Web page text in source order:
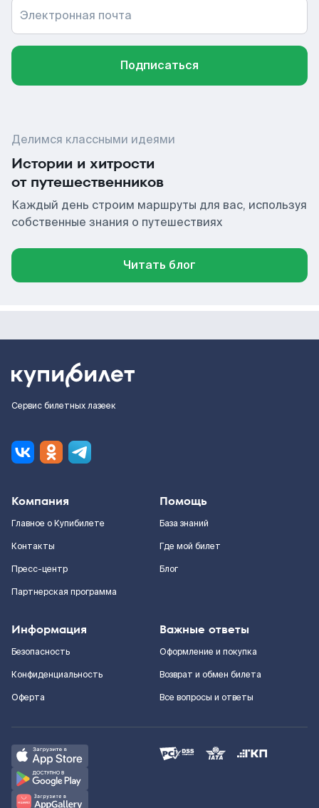
Электронная почта
Подписаться
Делимся классными идеями
Истории и хитрости
от путешественников
Каждый день строим маршруты для вас, используя
собственные знания о путешествиях
Читать блог
Сервис билетных лазеек
Компания
Главное о Купибилете
Контакты
Пресс-центр
Партнерская программа
Помощь
База знаний
Где мой билет
Блог
Информация
Безопасность
Конфиденциальность
Оферта
Важные ответы
Оформление и покупка
Возврат и обмен билета
Все вопросы и ответы